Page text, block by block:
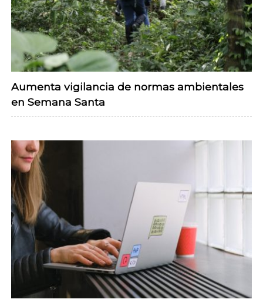
Aumenta vigilancia de normas ambientales
en Semana Santa